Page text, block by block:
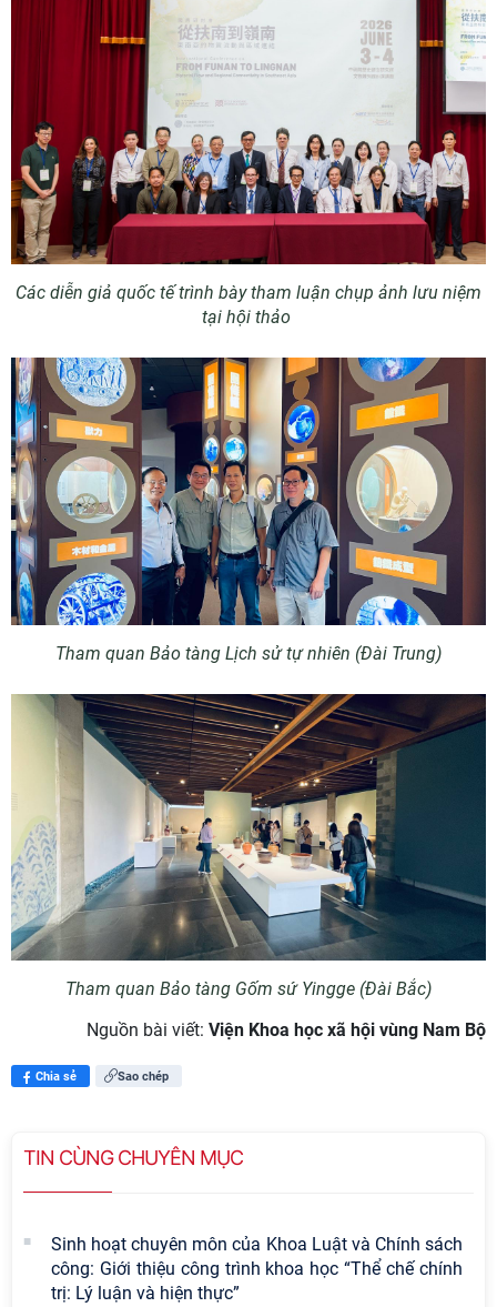
Các diễn giả quốc tế trình bày tham luận chụp ảnh lưu niệm
tại hội thảo
Tham quan Bảo tàng Lịch sử tự nhiên (Đài Trung)
Tham quan Bảo tàng Gốm sứ Yingge (Đài Bắc)
Nguồn bài viết: Viện Khoa học xã hội vùng Nam Bộ
Chia sẻ Sao chép
TIN CÙNG CHUYÊN MỤC
Sinh hoạt chuyên môn của Khoa Luật và Chính sách
công: Giới thiệu công trình khoa học “Thể chế chính
trị: Lý luận và hiện thực”